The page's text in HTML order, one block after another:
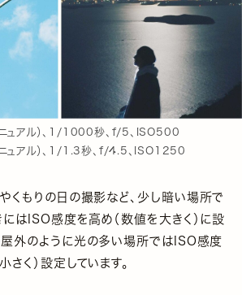
ニュアル）、1/1000秒、f/5、ISO500
ニュアル）、1/1.3秒、f/4.5、ISO1250
くもりの日の撮影など、少し暗い場所で
はISO感度を高め（数値を大きく）に設
屋外のように光の多い場所ではISO感度
さく）設定しています。